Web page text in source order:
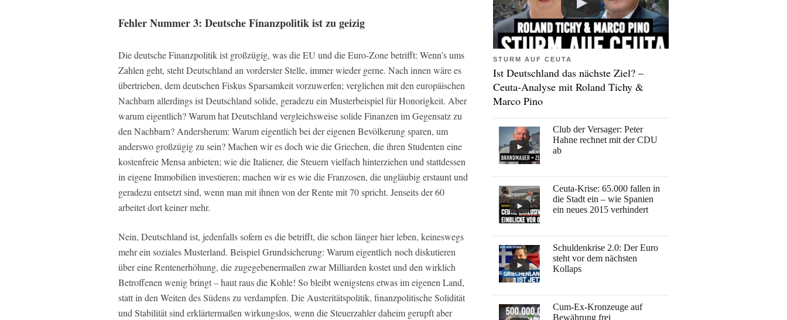
Fehler Nummer 3: Deutsche Finanzpolitik ist zu geizig
Die deutsche Finanzpolitik ist großzügig, was die EU und die Euro-Zone betrifft: Wenn’s ums
Zahlen geht, steht Deutschland an vorderster Stelle, immer wieder gerne. Nach innen wäre es
übertrieben, dem deutschen Fiskus Sparsamkeit vorzuwerfen; verglichen mit den europäischen
Nachbarn allerdings ist Deutschland solide, geradezu ein Musterbeispiel für Honorigkeit. Aber
warum eigentlich? Warum hat Deutschland vergleichsweise solide Finanzen im Gegensatz zu
den Nachbarn? Andersherum: Warum eigentlich bei der eigenen Bevölkerung sparen, um
anderswo großzügig zu sein? Machen wir es doch wie die Griechen, die ihren Studenten eine
kostenfreie Mensa anbieten; wie die Italiener, die Steuern vielfach hinterziehen und stattdessen
in eigene Immobilien investieren; machen wir es wie die Franzosen, die ungläubig erstaunt und
geradezu entsetzt sind, wenn man mit ihnen von der Rente mit 70 spricht. Jenseits der 60
arbeitet dort keiner mehr.
Nein, Deutschland ist, jedenfalls sofern es die betrifft, die schon länger hier leben, keineswegs
mehr ein soziales Musterland. Beispiel Grundsicherung: Warum eigentlich noch diskutieren
über eine Rentenerhöhung, die zugegebenermaßen zwar Milliarden kostet und den wirklich
Betroffenen wenig bringt – haut raus die Kohle! So bleibt wenigstens etwas im eigenen Land,
statt in den Weiten des Südens zu verdampfen. Die Austeritätspolitik, finanzpolitische Solidität
und Stabilität sind erklärtermaßen wirkungslos, wenn die Steuerzahler daheim gerupft aber
STURM AUF CEUTA
Ist Deutschland das nächste Ziel? –
Ceuta-Analyse mit Roland Tichy &
Marco Pino
Club der Versager: Peter
Hahne rechnet mit der CDU
ab
Ceuta-Krise: 65.000 fallen in
die Stadt ein – wie Spanien
ein neues 2015 verhindert
Schuldenkrise 2.0: Der Euro
steht vor dem nächsten
Kollaps
Cum-Ex-Kronzeuge auf
Bewährung frei